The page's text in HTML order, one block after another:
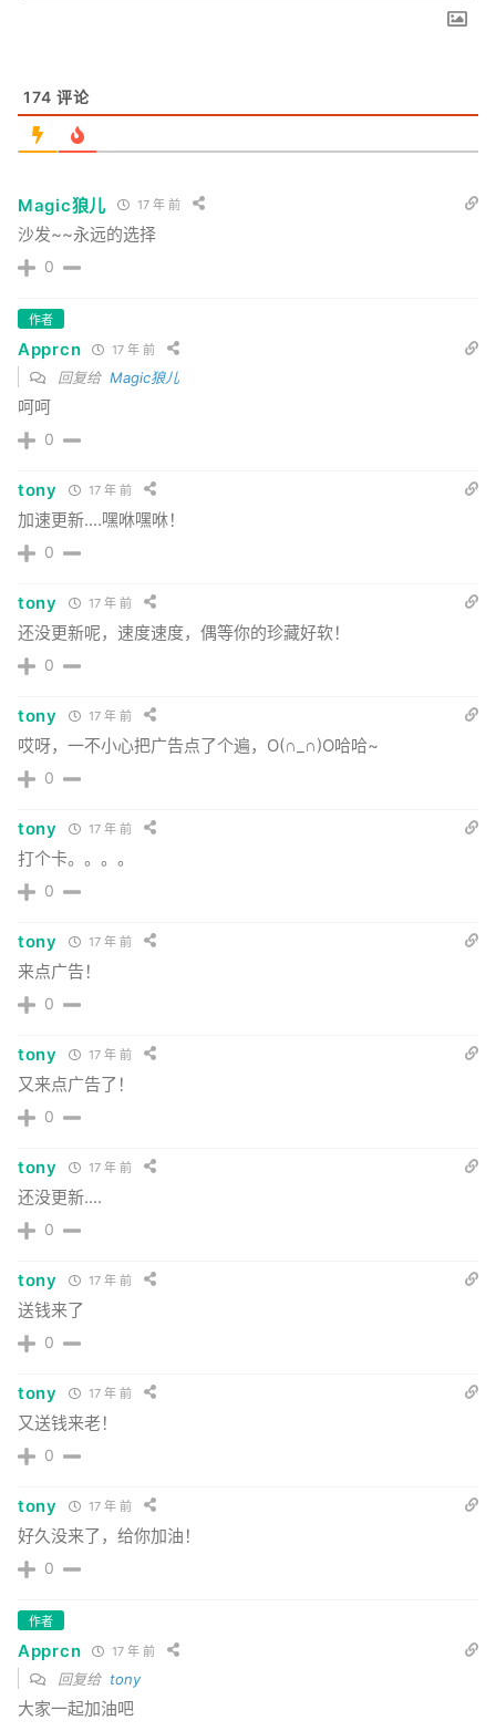
174 评论
Magic狼儿 17 年 前
沙发~~永远的选择
0
作者
Apprcn 17 年 前
回复给 Magic狼儿
呵呵
0
tony 17 年 前
加速更新....嘿咻嘿咻！
0
tony 17 年 前
还没更新呢，速度速度，偶等你的珍藏好软！
0
tony 17 年 前
哎呀，一不小心把广告点了个遍，O(∩_∩)O哈哈~
0
tony 17 年 前
打个卡。。。。
0
tony 17 年 前
来点广告！
0
tony 17 年 前
又来点广告了！
0
tony 17 年 前
还没更新....
0
tony 17 年 前
送钱来了
0
tony 17 年 前
又送钱来老！
0
tony 17 年 前
好久没来了，给你加油！
0
作者
Apprcn 17 年 前
回复给 tony
大家一起加油吧